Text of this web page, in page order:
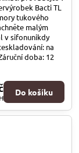
Bacti TL
tukového
malým
v sifonunikdy
na
doba: 12
Do košíku